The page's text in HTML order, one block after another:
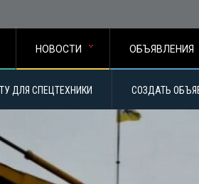
НОВОСТИ ОБЪЯВЛЕНИЯ
ДЛЯ СПЕЦТЕХНИКИ СОЗДАТЬ